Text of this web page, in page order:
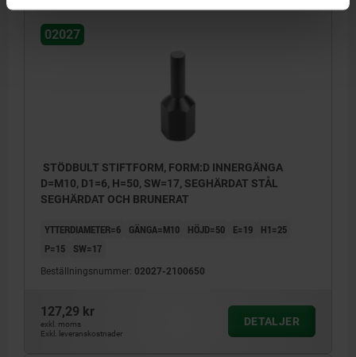
02027
STÖDBULT STIFTFORM, FORM:D INNERGÄNGA
D=M10, D1=6, H=50, SW=17, SEGHÄRDAT STÅL
SEGHÄRDAT OCH BRUNERAT
YTTERDIAMETER=6 GÄNGA=M10 HÖJD=50 E=19
H1=25
P=15
SW=17
Beställningsnummer: 02027-2100650
127,29 kr
exkl. moms
Exkl. leveranskostnader
DETALJER